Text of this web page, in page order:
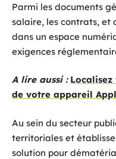
Parmi les documents
salaire, les contrats, et
dans un espace
exigences
A lire aussi :
de votre appareil
Au sein du secteur
territoriales et
solution pour